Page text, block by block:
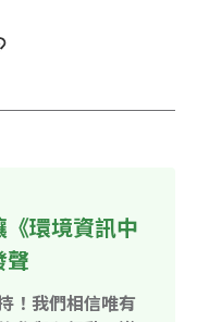
環境資訊中
聲
！我們相信唯有